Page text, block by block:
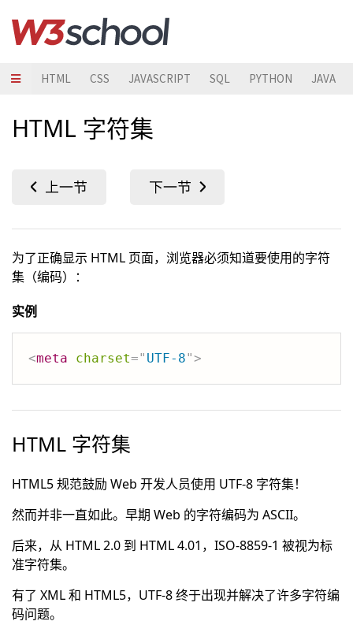
HTML CSS JAVASCRIPT SQL PYTHON JAVA
HTML 字符集
为了正确显示 HTML 页面，浏览器必须知道要使用的字符
集（编码）：
实例
<meta charset=" UTF-8">
HTML 字符集
HTML5 规范鼓励 Web 开发人员使用 UTF-8 字符集！
然而并非一直如此。早期 Web 的字符编码为 ASCII。
后来，从 HTML 2.0 到 HTML 4.01，ISO-8859-1 被视为标
准字符集。
有了 XML 和 HTML5，UTF-8 终于出现并解决了许多字符编
码问题。